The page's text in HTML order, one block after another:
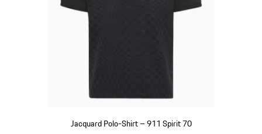
Jacquard Polo-Shirt – 911 Spirit 70